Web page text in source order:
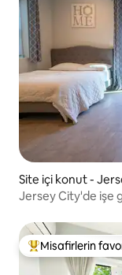
Site içi konut -
Jersey City'de işe
Misafirlerin
Misafirlerin